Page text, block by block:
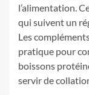
l’alimentation.
qui suivent un
Les
pratique pour
boissons
servir de